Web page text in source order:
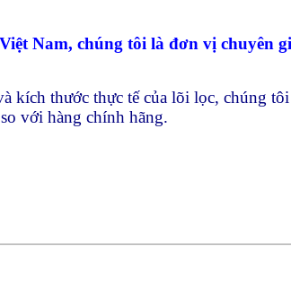
Nam, chúng tôi là đơn vị chuyên
kích thước thực tế của lõi lọc, chúng
với hàng chính hãng.